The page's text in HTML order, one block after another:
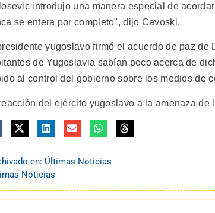
introdujo una manera especial de
se entera por completo", dijo Cavoski.
yugoslavo firmó el acuerdo de paz
de Yugoslavia sabían poco acerca de
al control del gobierno sobre los medios de
del ejército yugoslavo a la amenaza
en: Últimas Noticias
Noticias